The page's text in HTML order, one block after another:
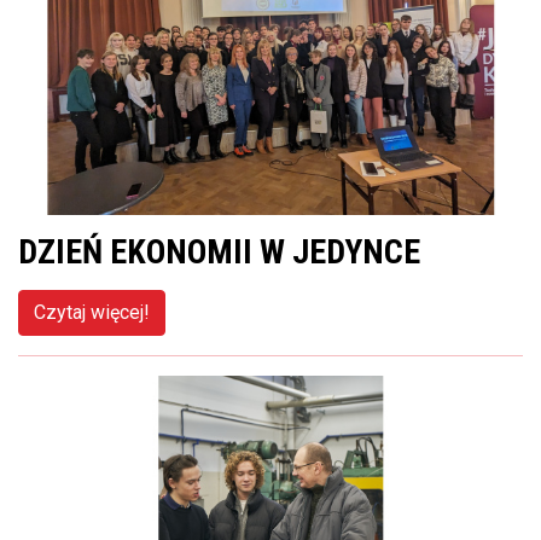
DZIEŃ EKONOMII W JEDYNCE
Czytaj więcej!